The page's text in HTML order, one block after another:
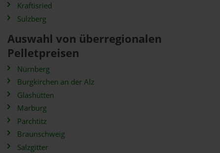
Kraftisried
Sulzberg
Auswahl von überregionalen
Pelletpreisen
Nürnberg
Burgkirchen an der Alz
Glashütten
Marburg
Parchtitz
Braunschweig
Salzgitter